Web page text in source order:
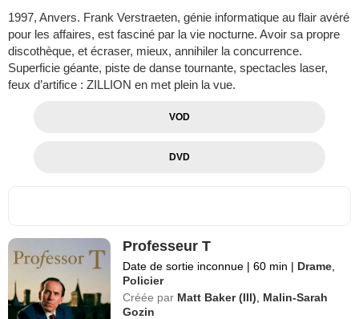
1997, Anvers. Frank Verstraeten, génie informatique au flair avéré
pour les affaires, est fasciné par la vie nocturne. Avoir sa propre
discothèque, et écraser, mieux, annihiler la concurrence.
Superficie géante, piste de danse tournante, spectacles laser,
feux d’artifice : ZILLION en met plein la vue.
VOD
DVD
Professeur T
Date de sortie inconnue | 60 min | Drame
Policier
Créée par Matt Baker (III)
Malin-Sarah
Gozin